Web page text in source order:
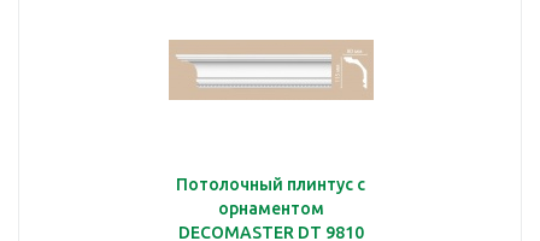
Потолочный плинтус с
орнаментом
DECOMASTER DT 9810